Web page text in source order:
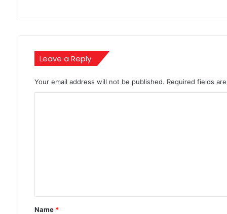
हुई?
Leave a Reply
Your email address will not be published. Required fields
*
Name *